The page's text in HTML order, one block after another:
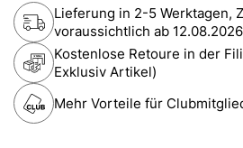
Lieferung in 2-5 Werktagen,
voraussichtlich ab 12.08.2026
Kostenlose Retoure in der
Exklusiv Artikel)
Mehr Vorteile für